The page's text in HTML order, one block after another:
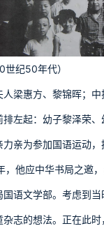
纪50年代）
人梁惠方、黎锦晖；
排左起：幼子黎泽荣
亲为参加国语运动
，他应中华书局之邀
语文学部。考虑到
杂志的想法。正在此